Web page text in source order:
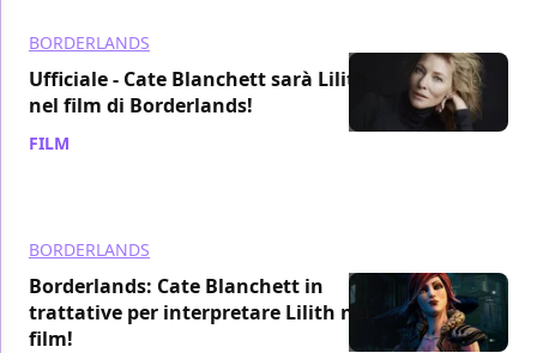
BORDERLANDS
Ufficiale - Cate Blanchett sarà Lilith
nel film di Borderlands!
FILM
BORDERLANDS
Borderlands: Cate Blanchett in
trattative per interpretare Lilith nel
film!